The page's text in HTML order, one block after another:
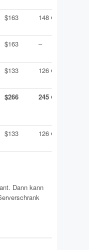
$163 148 €
$163 –
$133 126 €
$266 245 €
$133 126 €
Dann kann